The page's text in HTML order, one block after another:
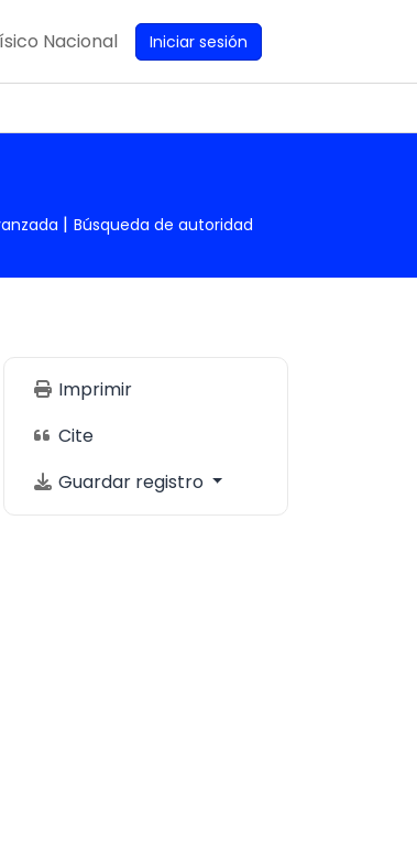
Nacional Iniciar sesión
Búsqueda de autoridad
Imprimir
Cite
Guardar registro